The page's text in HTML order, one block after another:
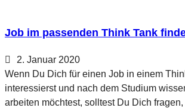
Job im passenden Think Tank
2. Januar 2020
Wenn Du Dich für einen Job in einem
interessierst und nach dem Studium
arbeiten möchtest, solltest Du Dich